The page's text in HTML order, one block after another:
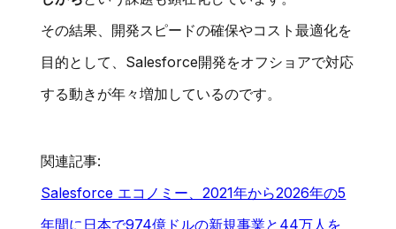
その結果、開発スピードの確保やコスト最適化を
目的として、Salesforce開発をオフショアで対応
する動きが年々増加しているのです。
関連記事:
Salesforce エコノミー、2021年から2026年の5
年間に日本で974億ドルの新規事業と44万人を